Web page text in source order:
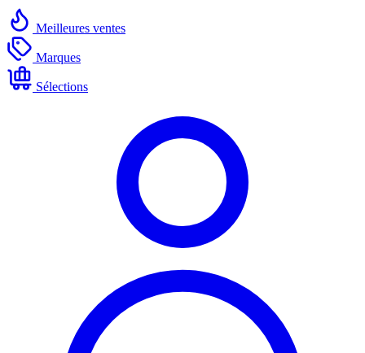
Meilleures ventes
Marques
Sélections